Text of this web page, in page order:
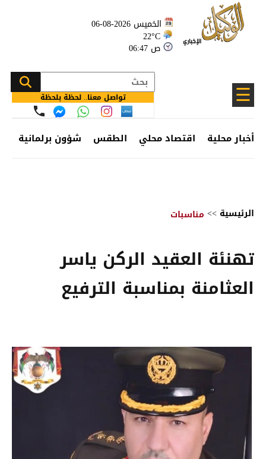
الخميس 2026-08-06
22°C
06:47 ص
☰ تواصل معنا.. لحظة بلحظة
أخبار محلية اقتصاد محلي الطقس شؤون برلمانية
الرئيسية >> مناسبات
تهنئة العقيد الركن ياسر
العثامنة بمناسبة الترفيع